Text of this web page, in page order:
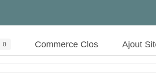
0 Commerce Clos Ajout